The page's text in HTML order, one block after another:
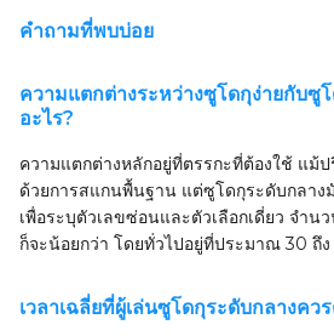
คำถามที่พบบ่อย
ความแตกต่างระหว่างซูโดกุง่ายกับซู
อะไร?
ความแตกต่างหลักอยู่ที่ตรรกะที่ต้องใช้ แม้
ด้วยการสแกนพื้นฐาน แต่ซูโดกุระดับกลาง
เพื่อระบุตัวเลขซ่อนและตัวเลือกเดี่ยว จำน
ก็จะน้อยกว่า โดยทั่วไปอยู่ที่ประมาณ 30 ถึง
เวลาเฉลี่ยที่ผู้เล่นซูโดกุระดับกลางควร